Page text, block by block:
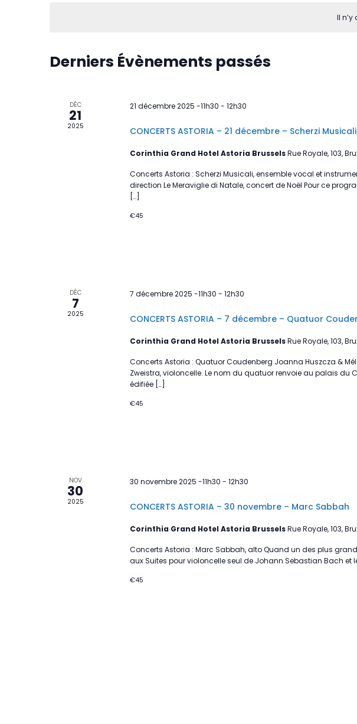
Il
Derniers Évènements passés
DÉC
21
2025
21 décembre 2025 -11h30 - 12h30
CONCERTS ASTORIA – 21 décembre – Scherzi Musicali
Corinthia Grand Hotel Astoria BrusselsRue Royale, 103,
Concerts Astoria : Scherzi Musicali, ensemble vocal et
direction Le Meraviglie di Natale, concert de Noël Pour ce
[…]
€45
DÉC
7
2025
7 décembre 2025 -11h30 - 12h30
CONCERTS ASTORIA – 7 décembre – Quatuor
Corinthia Grand Hotel Astoria BrusselsRue Royale, 103,
Concerts Astoria : Quatuor Coudenberg Joanna Huszcza &
Zweistra, violoncelle. Le nom du quatuor renvoie au palais du
édifiée […]
€45
NOV
30
2025
30 novembre 2025 -11h30 - 12h30
CONCERTS ASTORIA – 30 novembre – Marc Sabbah
Corinthia Grand Hotel Astoria BrusselsRue Royale, 103,
Concerts Astoria : Marc Sabbah, alto Quand un des plus
aux Suites pour violoncelle seul de Johann Sebastian Bach et
€45